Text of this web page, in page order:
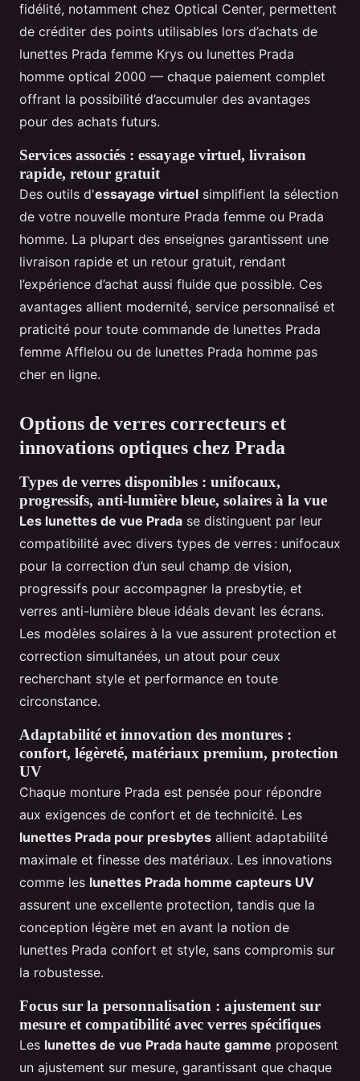
fidélité, notamment chez Optical Center, permettent
de créditer des points utilisables lors d’achats de
lunettes Prada femme Krys ou lunettes Prada
homme optical 2000 — chaque paiement complet
offrant la possibilité d’accumuler des avantages
pour des achats futurs.
Services associés : essayage virtuel, livraison
rapide, retour gratuit
Des outils d'essayage virtuel simplifient la sélection
de votre nouvelle monture Prada femme ou Prada
homme. La plupart des enseignes garantissent une
livraison rapide et un retour gratuit, rendant
l’expérience d’achat aussi fluide que possible. Ces
avantages allient modernité, service personnalisé et
praticité pour toute commande de lunettes Prada
femme Afflelou ou de lunettes Prada homme pas
cher en ligne.
Options de verres correcteurs et
innovations optiques chez Prada
Types de verres disponibles : unifocaux,
progressifs, anti-lumière bleue, solaires à la vue
Les lunettes de vue Prada se distinguent par leur
compatibilité avec divers types de verres : unifocaux
pour la correction d’un seul champ de vision,
progressifs pour accompagner la presbytie, et
verres anti-lumière bleue idéals devant les écrans.
Les modèles solaires à la vue assurent protection et
correction simultanées, un atout pour ceux
recherchant style et performance en toute
circonstance.
Adaptabilité et innovation des montures :
confort, légèreté, matériaux premium, protection
UV
Chaque monture Prada est pensée pour répondre
aux exigences de confort et de technicité. Les
lunettes Prada pour presbytes allient adaptabilité
maximale et finesse des matériaux. Les innovations
comme les lunettes Prada homme capteurs UV
assurent une excellente protection, tandis que la
conception légère met en avant la notion de
lunettes Prada confort et style, sans compromis sur
la robustesse.
Focus sur la personnalisation : ajustement sur
mesure et compatibilité avec verres spécifiques
Les lunettes de vue Prada haute gamme proposent
un ajustement sur mesure, garantissant que chaque